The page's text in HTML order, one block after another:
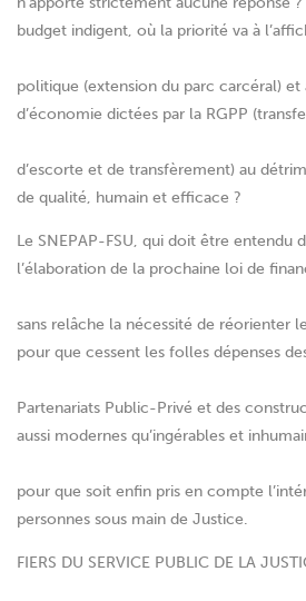
budget indigent, où la priorité va à
politique (extension du parc carcéral) et
d’économie dictées par la RGPP
d’escorte et de transfèrement) au
de qualité, humain et efficace ?
Le SNEPAP-FSU, qui doit être entendu
l’élaboration de la prochaine loi de
sans relâche la nécessité de réorienter
pour que cessent les folles dépenses
Partenariats Public-Privé et des
aussi modernes qu’ingérables et
pour que soit enfin pris en compte
personnes sous main de Justice.
FIERS DU SERVICE PUBLIC DE LA